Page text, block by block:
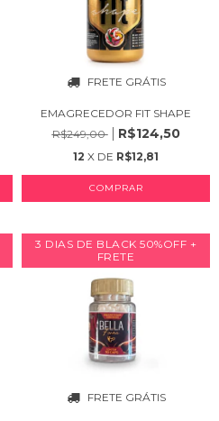
FRETE GRÁTIS
EMAGRECEDOR FIT SHAPE
R$249,00
R$124,50
12 X DE R$12,81
COMPRAR
3 DIAS DE BLACK 50%OFF +
FRETE
FRETE GRÁTIS